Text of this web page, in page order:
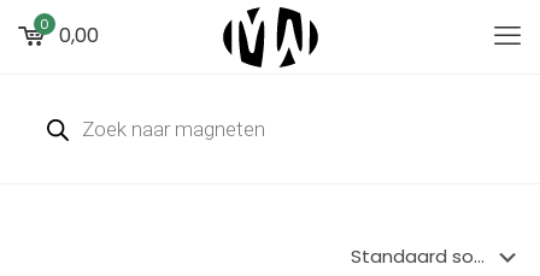
0 0,00
zoeken